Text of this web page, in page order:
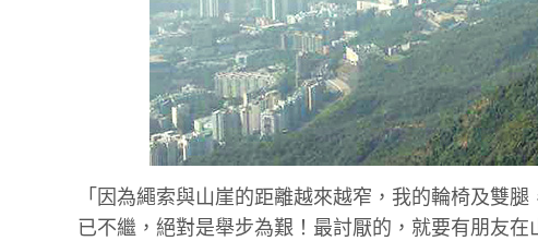
「因為繩索與山崖的距離越來越窄，我的輪椅及雙
已不繼，絕對是舉步為艱！最討厭的，就要有朋友在